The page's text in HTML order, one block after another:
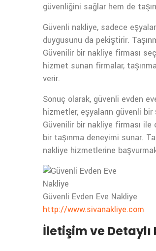
güvenliğini sağlar hem de
Güvenli nakliye, sadece
duygusunu da pekiştirir.
Güvenilir bir nakliye firması
hizmet sunan firmalar,
verir.
Sonuç olarak, güvenli evden
hizmetler, eşyaların güvenli
Güvenilir bir nakliye firması ile
bir taşınma deneyimi sunar.
nakliye hizmetlerine
Güvenli Evden Eve Nakliye
http://www.sivanakliye.com
İletişim ve Detaylı